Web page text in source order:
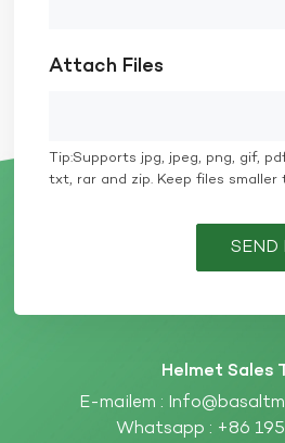
Attach Files
Tip:Supports jpg, jpeg, png, gif,
txt, rar and zip. Keep files smaller
SEND
Helmet Sales
E-mailem :
Whatsapp : +86